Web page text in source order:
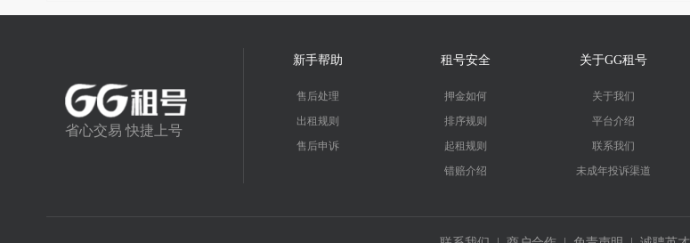
省心交易 快捷上号
新手帮助
售后处理
出租规则
售后申诉
租号安全
押金如何
排序规则
起租规则
错赔介绍
关于GG租号
关于我们
平台介绍
联系我们
未成年投诉渠道